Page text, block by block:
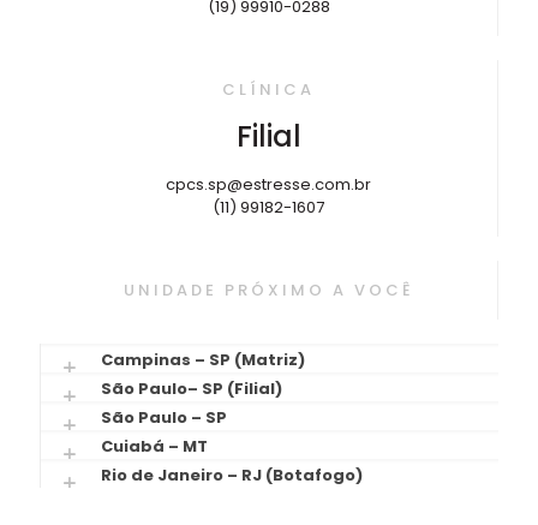
(19) 99910-0288
CLÍNICA
Filial
cpcs.sp@estresse.com.br
(11) 99182-1607
UNIDADE PRÓXIMO A VOCÊ
Campinas – SP (Matriz)
São Paulo– SP (Filial)
São Paulo – SP
Cuiabá – MT
Rio de Janeiro – RJ (Botafogo)